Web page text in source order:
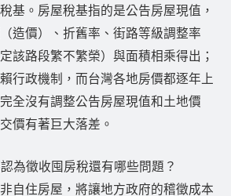
基。房屋稅基指的是公告房屋現值，
造價）、折舊率、街路等級調整率
該路段繁不繁榮）與面積相乘得出；
行政機制，而台灣各地房價都逐年上
全沒有調整公告房屋現值和土地價
價有著巨大落差。
為徵收囤房稅還有哪些問題？
自住房屋，將讓地方政府的稽徵成本